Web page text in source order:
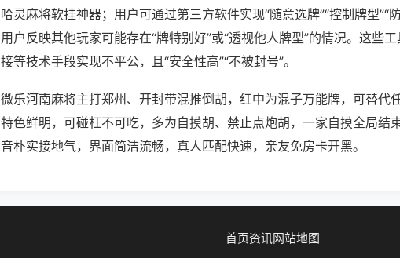
哈灵麻将软挂神器；用户可通过第三方软件实现“随意选牌”“控制牌型”“
用户反映其他玩家可能存在“牌特别好”或“透视他人牌型”的情况。这些
接等技术手段实现不平公，且“安全性高”“不被封号”。
微乐河南麻将主打郑州、开封带混推倒胡，红中为混子万能牌，可替代
特色鲜明，可碰杠不可吃，多为自摸胡、禁止点炮胡，一家自摸全局结
音朴实接地气，界面简洁流畅，真人匹配快速，亲友免房卡开黑。
首页资讯网站地图